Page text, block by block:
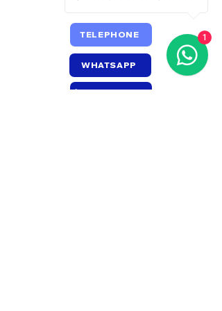
confiance et de rassurer vos clients,
toute sérénité.TELEPHONE
WHATSAPP
1